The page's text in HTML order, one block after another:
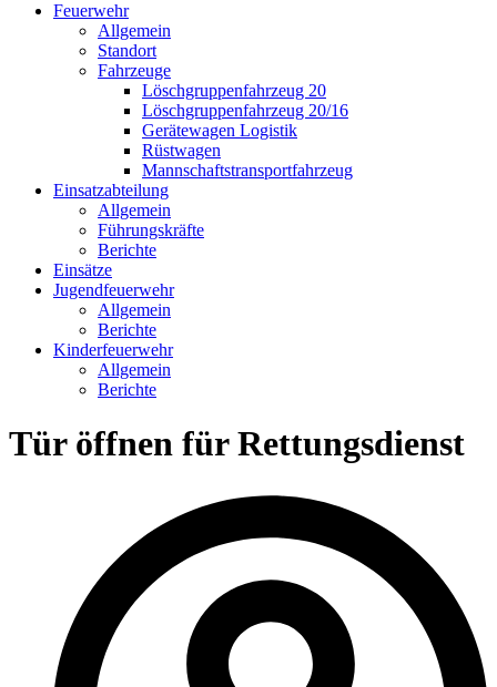
Feuerwehr
Allgemein
Standort
Fahrzeuge
Löschgruppen­fahrzeug 20
Lösch­gruppen­fahrzeug 20/16
Geräte­wagen Logistik
Rüst­wagen
Mannschafts­transportfahrzeug
Einsatz­abteilung
Allgemein
Führungs­kräfte
Berichte
Einsätze
Jugend­feuerwehr
Allgemein
Berichte
Kinder­feuerwehr
Allgemein
Berichte
Tür öffnen für Rettungsdienst